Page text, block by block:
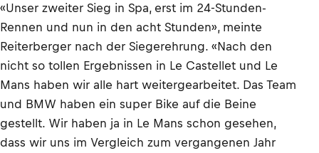
«Unser zweiter Sieg in Spa, erst im 24-Stunden-
Rennen und nun in den acht Stunden», meinte
Reiterberger nach der Siegerehrung. «Nach den
nicht so tollen Ergebnissen in Le Castellet und Le
Mans haben wir alle hart weitergearbeitet. Das Team
und BMW haben ein super Bike auf die Beine
gestellt. Wir haben ja in Le Mans schon gesehen,
dass wir uns im Vergleich zum vergangenen Jahr